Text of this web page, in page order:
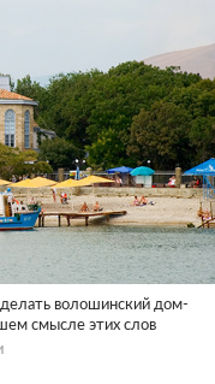
волошинский дом-
смысле этих слов